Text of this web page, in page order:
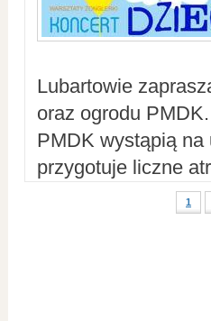
Lubartowie
oraz ogrodu
PMDK wystąpią
przygotuje liczne
1